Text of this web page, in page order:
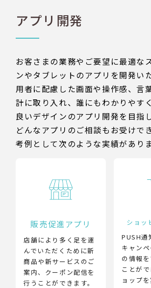
アプリ開発
お客さまの業務やご要望に最適な
ンやタブレットのアプリを開発い
用者に配慮した画面や操作感、言
計に取り入れ、誰にもわかりやす
良いデザインのアプリ開発を目指
どんなアプリのご相談もお受けで
考例として次のような実績がありま
販売促進アプリ
店舗により多く足を運
んでいただくために新
商品や新サービスのご
案内、クーポン配信を
行うことができます。
ショッ
PUSH通
キャン
の情報
ことが
ョップを